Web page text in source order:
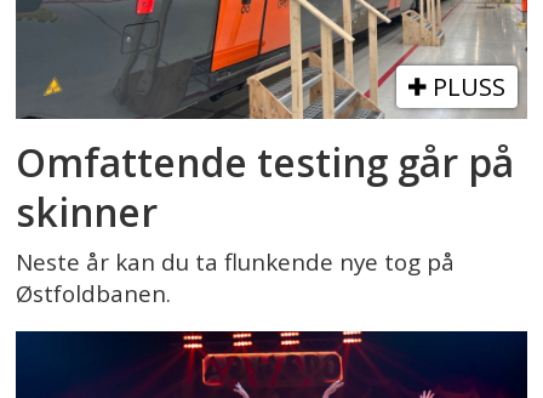
PLUSS
Omfattende testing går på
skinner
Neste år kan du ta flunkende nye tog på
Østfoldbanen.